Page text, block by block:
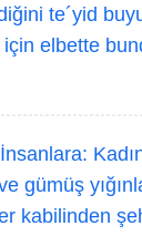
te´yid
elbette
İnsanlara:
gümüş
kabilinden